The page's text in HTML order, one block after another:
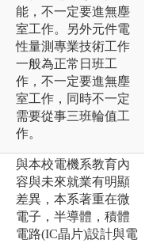
能，不一定要進無塵
室工作。另外元件電
性量測專業技術工作
一般為正常日班工
作，不一定要進無塵
室工作，同時不一定
需要從事三班輪值工
作。
與本校電機系教育內
容與未來就業有明顯
差異，本系著重在微
電子，半導體，積體
電路(IC晶片)設計與電